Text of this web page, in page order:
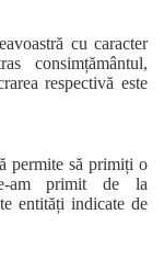
cu caracter
consimțământul,
respectivă este
să primiți o
am primit de la
entități indicate de